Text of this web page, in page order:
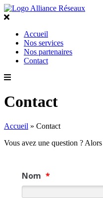
Accueil
Nos services
Nos partenaires
Contact
Contact
Accueil » Contact
Vous avez une question ?